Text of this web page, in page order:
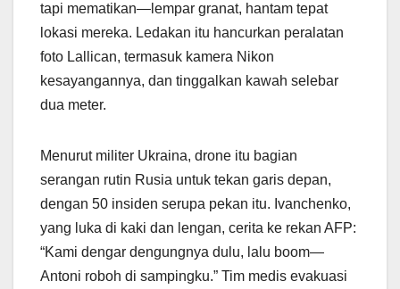
tapi mematikan—lempar granat, hantam tepat
lokasi mereka. Ledakan itu hancurkan peralatan
foto Lallican, termasuk kamera Nikon
kesayangannya, dan tinggalkan kawah selebar
dua meter.
Menurut militer Ukraina, drone itu bagian
serangan rutin Rusia untuk tekan garis depan,
dengan 50 insiden serupa pekan itu. Ivanchenko,
yang luka di kaki dan lengan, cerita ke rekan AFP:
“Kami dengar dengungnya dulu, lalu boom—
Antoni roboh di sampingku.” Tim medis evakuasi